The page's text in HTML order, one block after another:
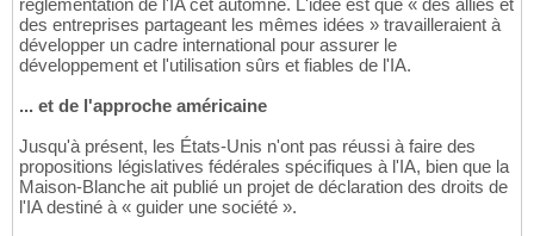
réglementation de l'IA cet automne. L'idée est que « des alliés et
des entreprises partageant les mêmes idées » travailleraient à
développer un cadre international pour assurer le
développement et l'utilisation sûrs et fiables de l'IA.
... et de l'approche américaine
Jusqu'à présent, les États-Unis n'ont pas réussi à faire des
propositions législatives fédérales spécifiques à l'IA, bien que la
Maison-Blanche ait publié un projet de déclaration des droits de
l'IA destiné à « guider une société ».